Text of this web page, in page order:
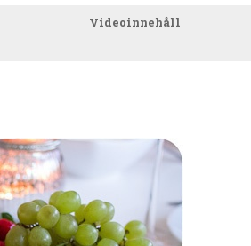
Videoinnehåll